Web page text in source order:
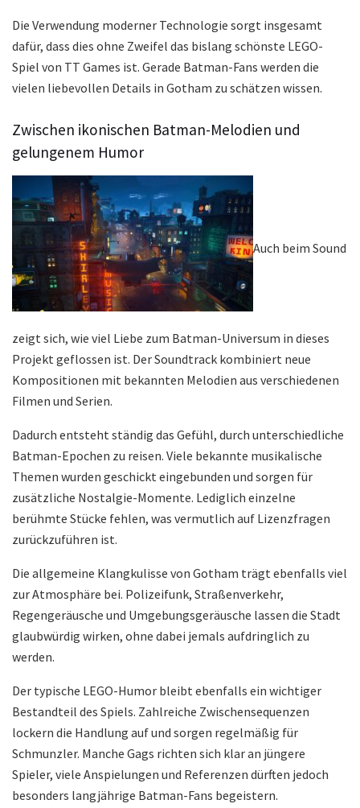
Die Verwendung moderner Technologie sorgt insgesamt
dafür, dass dies ohne Zweifel das bislang schönste LEGO-
Spiel von TT Games ist. Gerade Batman-Fans werden die
vielen liebevollen Details in Gotham zu schätzen wissen.
Zwischen ikonischen Batman-Melodien und
gelungenem Humor
Auch beim Sound
zeigt sich, wie viel Liebe zum Batman-Universum in dieses
Projekt geflossen ist. Der Soundtrack kombiniert neue
Kompositionen mit bekannten Melodien aus verschiedenen
Filmen und Serien.
Dadurch entsteht ständig das Gefühl, durch unterschiedliche
Batman-Epochen zu reisen. Viele bekannte musikalische
Themen wurden geschickt eingebunden und sorgen für
zusätzliche Nostalgie-Momente. Lediglich einzelne
berühmte Stücke fehlen, was vermutlich auf Lizenzfragen
zurückzuführen ist.
Die allgemeine Klangkulisse von Gotham trägt ebenfalls viel
zur Atmosphäre bei. Polizeifunk, Straßenverkehr,
Regengeräusche und Umgebungsgeräusche lassen die Stadt
glaubwürdig wirken, ohne dabei jemals aufdringlich zu
werden.
Der typische LEGO-Humor bleibt ebenfalls ein wichtiger
Bestandteil des Spiels. Zahlreiche Zwischensequenzen
lockern die Handlung auf und sorgen regelmäßig für
Schmunzler. Manche Gags richten sich klar an jüngere
Spieler, viele Anspielungen und Referenzen dürften jedoch
besonders langjährige Batman-Fans begeistern.